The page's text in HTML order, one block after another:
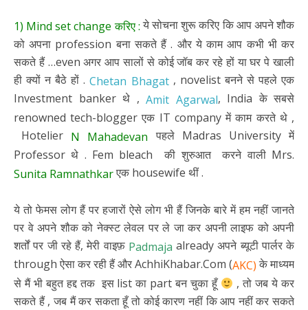
1) Mind set change करिए :ये सोचना शुरू करिए कि आप अपने शौक
को अपना profession बना सकते हैं . और ये काम आप कभी भी कर
सकते हैं …even अगर आप सालों से कोई जॉब कर रहे हों या घर पे खाली
ही क्यों न बैठे हों .Chetan Bhagat, novelist बनने से पहले एक
Investment banker थे , Amit Agarwal, India के सबसे
renowned tech-blogger एक IT company में काम करते थे ,
Hotelier N Mahadevan पहले Madras University में
Professor थे . Fem bleach की शुरुआत करने वाली Mrs.
Sunita Ramnathkarएक housewife थीं .
ये तो फेमस लोग हैं पर हजारों ऐसे लोग भी हैं जिनके बारे में हम नहीं जानते
पर वे अपने शौक को नेक्स्ट लेवल पर ले जा कर अपनी लाइफ को अपनी
शर्तों पर जी रहे हैं, मेरी वाइफ़ Padmaja already अपने ब्यूटी पार्लर के
through ऐसा कर रही हैं और AchhiKhabar.Com (AKC)के माध्यम
से मैं भी बहुत हद्द तक इस list का part बन चुका हूँ
, तो जब ये कर
सकते हैं , जब मैं कर सकता हूँ तो कोई कारण नहीं कि आप नहीं कर सकते